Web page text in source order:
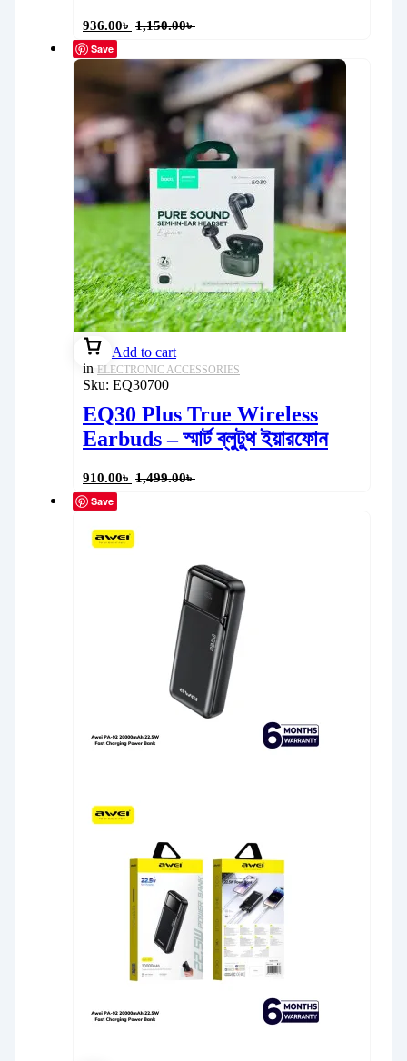
936.00৳ 1,150.00৳
Save
Add to cart
in ELECTRONIC ACCESSORIES
Sku: EQ30700
EQ30 Plus True Wireless
Earbuds – স্মার্ট ব্লুটুথ ইয়ারফোন
910.00৳ 1,499.00৳
Save